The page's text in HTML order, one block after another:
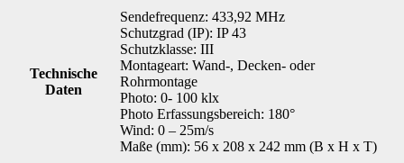
Technische
Daten
Sendefrequenz: 433,92 MHz
Schutzgrad (IP): IP 43
Schutzklasse: III
Montageart: Wand-, Decken- oder
Rohrmontage
Photo: 0- 100 klx
Photo Erfassungsbereich: 180°
Wind: 0 – 25m/s
Maße (mm): 56 x 208 x 242 mm (B x H x T)